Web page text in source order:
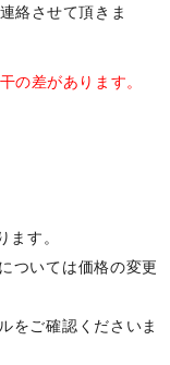
絡させて頂きま
の差があります。
ます。
ついては価格の変更
をご確認くださいま